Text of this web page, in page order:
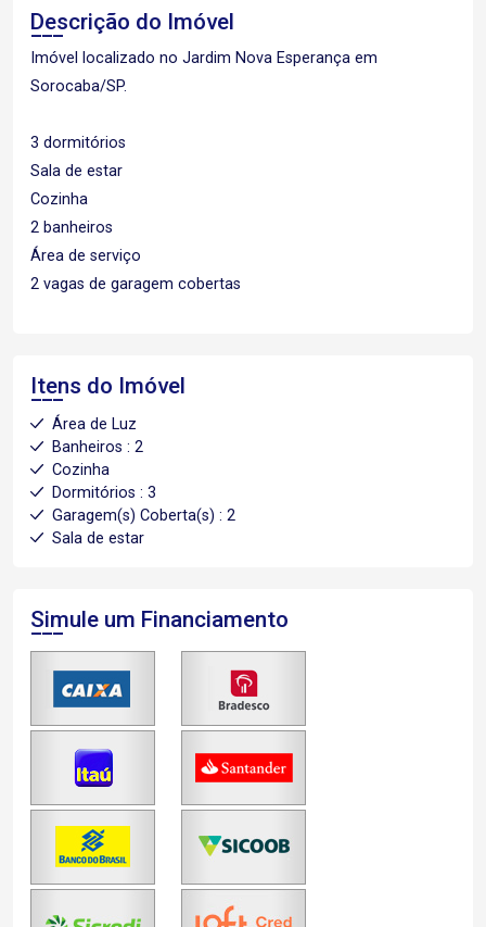
Descrição do Imóvel
Imóvel localizado no Jardim Nova Esperança em
Sorocaba/SP.
3 dormitórios
Sala de estar
Cozinha
2 banheiros
Área de serviço
2 vagas de garagem cobertas
Itens do Imóvel
Área de Luz
Banheiros : 2
Cozinha
Dormitórios : 3
Garagem(s) Coberta(s) : 2
Sala de estar
Simule um Financiamento